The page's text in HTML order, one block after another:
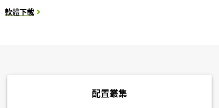
軟體下載
配置叢集